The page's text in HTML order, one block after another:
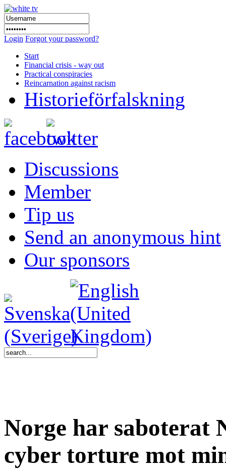
Login Forgot your password?
Start
Financial crisis - way out
Practical conspiracies
Reincarnation against racism
Historieförfalskning
Discussions
Member
Tip us
Send an anonymous hint
Our sponsors
Norge har saboterat
cyber torture mot